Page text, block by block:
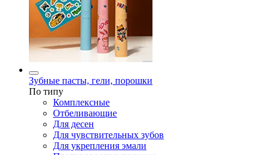
Зубные пасты, гели, порошки
По типу
Комплексные
Отбеливающие
Для десен
Для чувствительных зубов
Для укрепления эмали